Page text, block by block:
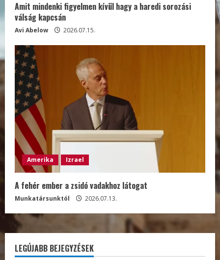
Amit mindenki figyelmen kívül hagy a haredi sorozási
válság kapcsán
Avi Abelow 2026.07.15.
Amerika Izrael
A fehér ember a zsidó vadakhoz látogat
Munkatársunktól 2026.07.13.
LEGÚJABB BEJEGYZÉSEK